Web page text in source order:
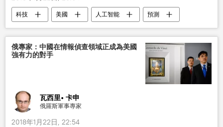
科技 美國 人工智能
預測
死亡
俄專家：中國在情報偵查領域正成為美國
強有力的對手
瓦西里• 卡申
俄羅斯軍事專家
2018年1月22日, 22:54